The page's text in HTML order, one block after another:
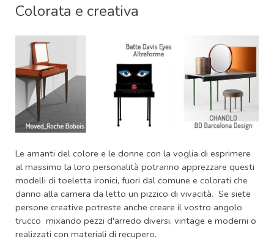
Colorata e creativa
Le amanti del colore e le donne con la voglia di esprimere
al massimo la loro personalità potranno apprezzare questi
modelli di toeletta ironici, fuori dal comune e colorati che
danno alla camera da letto un pizzico di vivacità. Se siete
persone creative potreste anche creare il vostro angolo
trucco mixando pezzi d'arredo diversi, vintage e moderni o
realizzati con materiali di recupero.